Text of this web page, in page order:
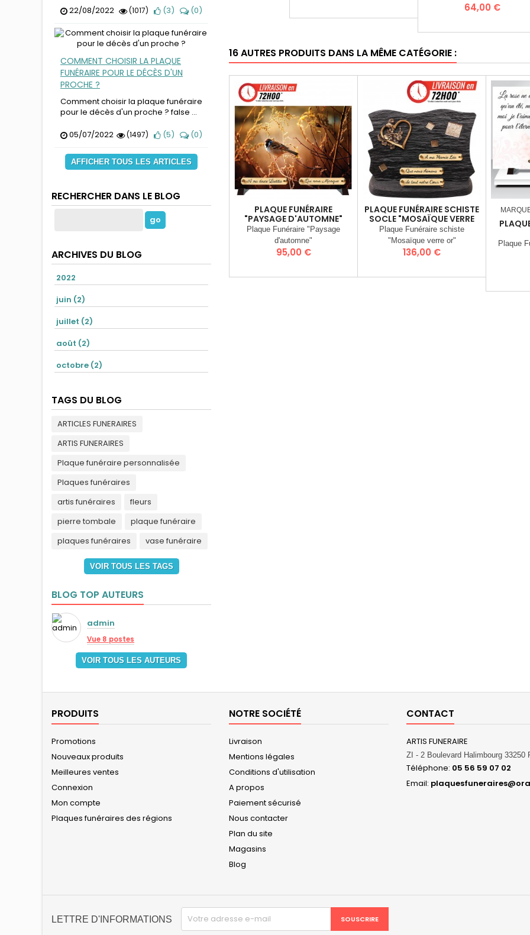
22/08/2022
(1017) (3) (0)
COMMENT CHOISIR LA PLAQUE
FUNÉRAIRE POUR LE DÉCÈS D'UN
PROCHE ?
Comment choisir la plaque funéraire
pour le décès d'un proche ? false ...
05/07/2022
(1497) (5) (0)
AFFICHER TOUS LES ARTICLES
RECHERCHER DANS LE BLOG
ARCHIVES DU BLOG
2022
juin (2)
juillet (2)
août (2)
octobre (2)
TAGS DU BLOG
ARTICLES FUNERAIRES
ARTIS FUNERAIRES
Plaque funéraire personnalisée
Plaques funéraires
artis funéraires
fleurs
pierre tombale
plaque funéraire
plaques funéraires
vase funéraire
VOIR TOUS LES TAGS
BLOG TOP AUTEURS
admin
Vue 8 postes
VOIR TOUS LES AUTEURS
Prix
64,00 €
16 AUTRES PRODUITS DANS LA MÊME CATÉGORIE :
PLAQUE FUNÉRAIRE
"PAYSAGE D'AUTOMNE"
Plaque Funéraire "Paysage
d'automne"
Prix
95,00 €
PLAQUE FUNÉRAIRE SCHISTE
SOCLE "MOSAÏQUE VERRE
OR"
Plaque Funéraire schiste
"Mosaïque verre or"
Prix
136,00 €
Plaque
PRODUITS
Promotions
Nouveaux produits
Meilleures ventes
Connexion
Mon compte
Plaques funéraires des régions
NOTRE SOCIÉTÉ
Livraison
Mentions légales
Conditions d'utilisation
A propos
Paiement sécurisé
Nous contacter
Plan du site
Magasins
Blog
CONTACT
ARTIS FUNERAIRE
ZI - 2 Boulevard Halimbourg 33250
Téléphone: 05 56 59 07 02
Email:
LETTRE D'INFORMATIONS